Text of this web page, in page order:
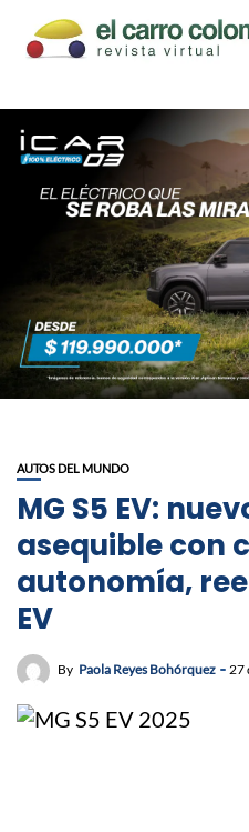
AUTOS DEL MUNDO
MG S5 EV:
asequible con
autonomía,
EV
By Paola Reyes Bohórquez 27